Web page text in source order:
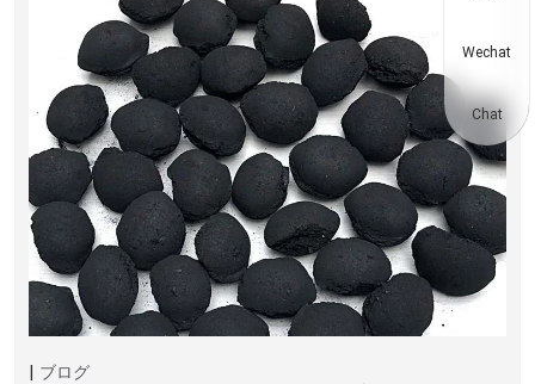
ブログ
Wechat
Chat